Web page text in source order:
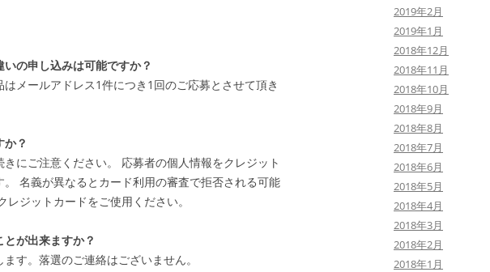
の申し込みは可能ですか？
メールアドレス1件につき1回のご応募とさせて頂き
か？
にご注意ください。 応募者の個人情報をクレジット
名義が異なるとカード利用の審査で拒否される可能
ジットカードをご使用ください。
が出来ますか？
す。落選のご連絡はございません。
2019年2月
2019年1月
2018年12月
2018年11月
2018年10月
2018年9月
2018年8月
2018年7月
2018年6月
2018年5月
2018年4月
2018年3月
2018年2月
2018年1月